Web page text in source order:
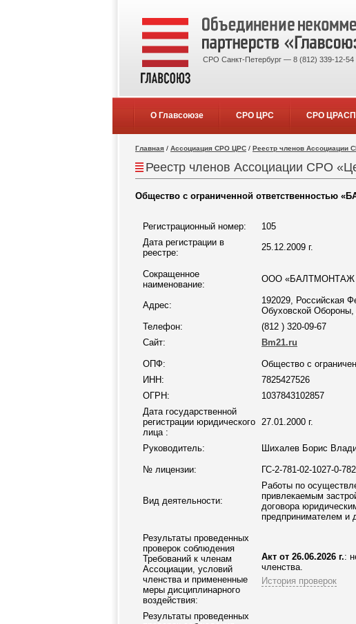
СРО Санкт-Петербург — 8 (812) 339-12-54
О Главсоюзе СРО ЦРС СРО ЦРАСП
Главная / Ассоциация СРО ЦРС / Реестр членов Ассоциации
Реестр членов Ассоциации СРО
Общество с ограниченной ответственностью
Регистрационный номер:
105
Дата регистрации в
реестре:
25.12.2009 г.
Сокращенное
наименование:
ООО «БАЛТМОНТАЖ
Адрес:
192029, Российская
Обуховской
Телефон:
(812 ) 320-09-67
Сайт:
Bm21.ru
ОПФ:
Общество с
ИНН:
7825427526
ОГРН:
1037843102857
Дата государственной
регистрации юридического
лица :
27.01.2000 г.
Руководитель: Шихалев Борис
№ лицензии: ГС-2-781-02-1027-0-
Вид деятельности:
Работы по
привлекаемым
договора
предпринимателем и
Результаты проведенных
проверок соблюдения
Требований к членам
Ассоциации , условий
членства и примененные
меры дисциплинарного
воздействия:
Акт от 26.06.2026 г.:
членства.
История проверок
Результаты проведенных